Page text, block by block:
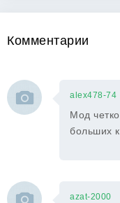
Комментарии
alex478-74
Мод
больших
azat-2000